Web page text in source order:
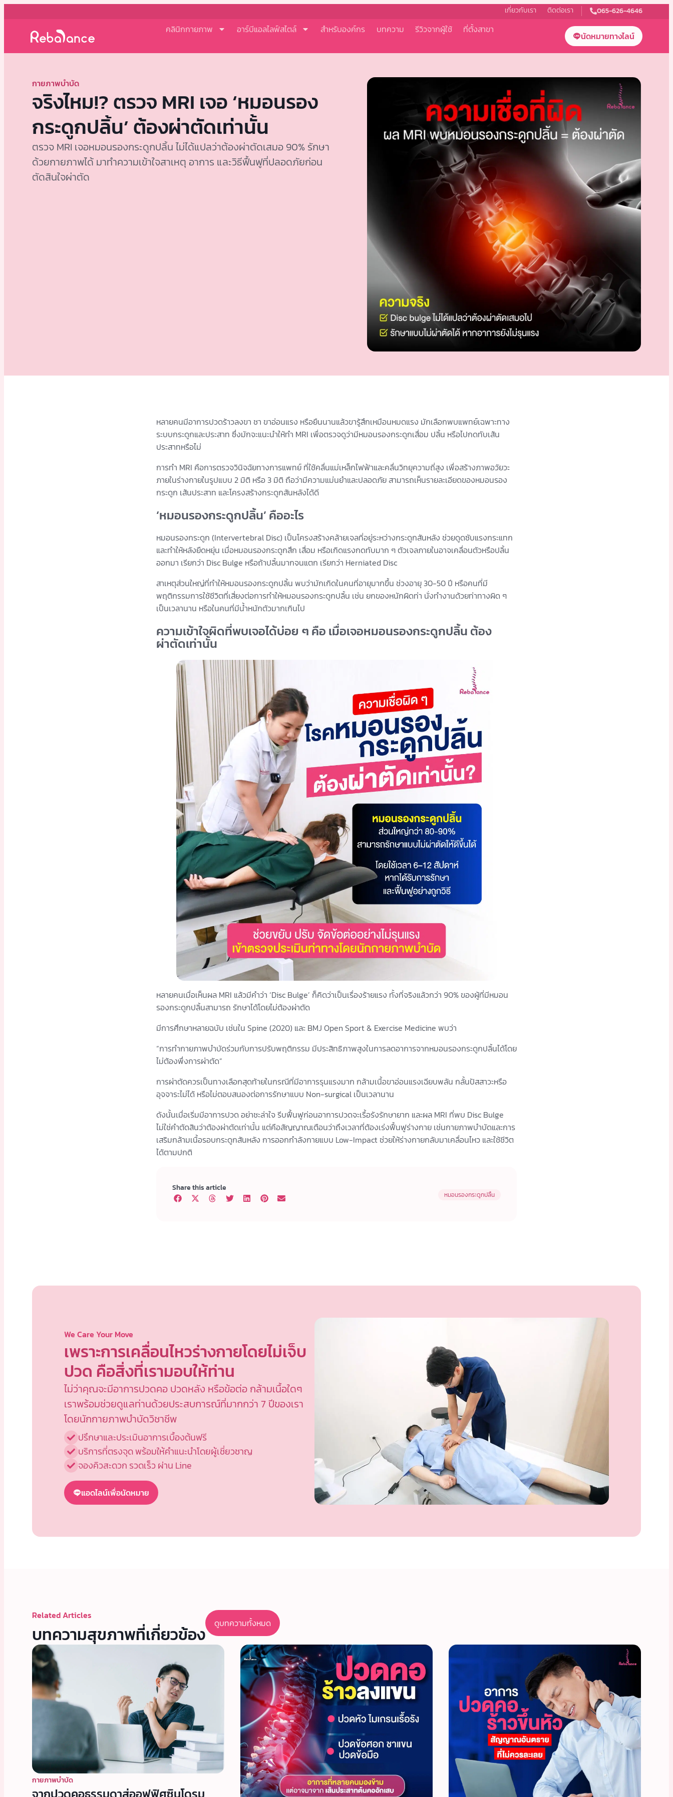
เกี่ยวกับเรา ติดต่อเรา 065-626-4646
คลินิกกายภาพ อาร์บีแอลไลฟ์สไตล์ สำหรับองค์กร บทความ รีวิวจากผู้ใช้ ที่ตั้งสาขา
นัดหมายทางไลน์
กายภาพบำบัด
จริงไหม!? ตรวจ MRI เจอ ‘หมอนรอง
กระดูกปลิ้น’ ต้องผ่าตัดเท่านั้น
ตรวจ MRI เจอหมอนรองกระดูกปลิ้น ไม่ได้แปลว่าต้องผ่าตัดเสมอ 90% รักษา
ด้วยกายภาพได้ มาทำความเข้าใจสาเหตุ อาการ และวิธีฟื้นฟูที่ปลอดภัยก่อน
ตัดสินใจผ่าตัด
หลายคนมีอาการปวดร้าวลงขา ชา ขาอ่อนแรง หรือยืนนานแล้วขารู้สึกเหมือนหมดแรง มักเลือกพบแพทย์เฉพาะทาง
ระบบกระดูกและประสาท ซึ่งมักจะแนะนำให้ทำ MRI เพื่อตรวจดูว่ามีหมอนรองกระดูกเสื่อม ปลิ้น หรือไปกดทับเส้น
ประสาทหรือไม่
การทำ MRI คือการตรวจวินิจฉัยทางการแพทย์ ที่ใช้คลื่นแม่เหล็กไฟฟ้าและคลื่นวิทยุความถี่สูง เพื่อสร้างภาพอวัยวะ
ภายในร่างกายในรูปแบบ 2 มิติ หรือ 3 มิติ ถือว่ามีความแม่นยำและปลอดภัย สามารถเห็นรายละเอียดของหมอนรอง
กระดูก เส้นประสาท และโครงสร้างกระดูกสันหลังได้ดี
‘หมอนรองกระดูกปลิ้น’ คืออะไร
หมอนรองกระดูก (Intervertebral Disc) เป็นโครงสร้างคล้ายเจลที่อยู่ระหว่างกระดูกสันหลัง ช่วยดูดซับแรงกระแทก
และทำให้หลังยืดหยุ่น เมื่อหมอนรองกระดูกสึก เสื่อม หรือเกิดแรงกดทับมาก ๆ ตัวเจลภายในอาจเคลื่อนตัวหรือปลิ้น
ออกมา เรียกว่า Disc Bulge หรือถ้าปลิ้นมากจนแตก เรียกว่า Herniated Disc
สาเหตุส่วนใหญ่ที่ทำให้หมอนรองกระดูกปลิ้น พบว่ามักเกิดในคนที่อายุมากขึ้น ช่วงอายุ 30-50 ปี หรือคนที่มี
พฤติกรรมการใช้ชีวิตที่เสี่ยงต่อการทำให้หมอนรองกระดูกปลิ้น เช่น ยกของหนักผิดท่า นั่งทำงานด้วยท่าทางผิด ๆ
เป็นเวลานาน หรือในคนที่มีน้ำหนักตัวมากเกินไป
ความเข้าใจผิดที่พบเจอได้บ่อย ๆ คือ เมื่อเจอหมอนรองกระดูกปลิ้น ต้อง
ผ่าตัดเท่านั้น
หลายคนเมื่อเห็นผล MRI แล้วมีคำว่า ‘Disc Bulge’ ก็คิดว่าเป็นเรื่องร้ายแรง ทั้งที่จริงแล้วกว่า 90% ของผู้ที่มีหมอน
รองกระดูกปลิ้นสามารถ รักษาได้โดยไม่ต้องผ่าตัด
มีการศึกษาหลายฉบับ เช่นใน Spine (2020) และ BMJ Open Sport & Exercise Medicine พบว่า
“การทำกายภาพบำบัดร่วมกับการปรับพฤติกรรม มีประสิทธิภาพสูงในการลดอาการจากหมอนรองกระดูกปลิ้นได้โดย
ไม่ต้องพึ่งการผ่าตัด”
การผ่าตัดควรเป็นทางเลือกสุดท้ายในกรณีที่มีอาการรุนแรงมาก กล้ามเนื้อขาอ่อนแรงเฉียบพลัน กลั้นปัสสาวะหรือ
อุจจาระไม่ได้ หรือไม่ตอบสนองต่อการรักษาแบบ Non-surgical เป็นเวลานาน
ดังนั้นเมื่อเริ่มมีอาการปวด อย่าชะล่าใจ รีบฟื้นฟูก่อนอาการปวดจะเรื้อรังรักษายาก และผล MRI ที่พบ Disc Bulge
ไม่ใช่คำตัดสินว่าต้องผ่าตัดเท่านั้น แต่คือสัญญาณเตือนว่าถึงเวลาที่ต้องเร่งฟื้นฟูร่างกาย เช่นกายภาพบำบัดและการ
เสริมกล้ามเนื้อรอบกระดูกสันหลัง การออกกำลังกายแบบ Low-Impact ช่วยให้ร่างกายกลับมาเคลื่อนไหว และใช้ชีวิต
ได้ตามปกติ
Share this article
หมอนรองกระดูกปลิ้น
We Care Your Move
เพราะการเคลื่อนไหวร่างกายโดยไม่เจ็บ
ปวด คือสิ่งที่เรามอบให้ท่าน
ไม่ว่าคุณจะมีอาการปวดคอ ปวดหลัง หรือข้อต่อ กล้ามเนื้อใดๆ
เราพร้อมช่วยดูแลท่านด้วยประสบการณ์ที่มากกว่า 7 ปีของเรา
โดยนักกายภาพบำบัดวิชาชีพ
ปรึกษาและประเมินอาการเบื้องต้นฟรี
บริการที่ตรงจุด พร้อมให้คำแนะนำโดยผู้เชี่ยวชาญ
จองคิวสะดวก รวดเร็ว ผ่าน Line
แอดไลน์เพื่อนัดหมาย
Related Articles
บทความสุขภาพที่เกี่ยวข้อง ดูบทความทั้งหมด
กายภาพบำบัด